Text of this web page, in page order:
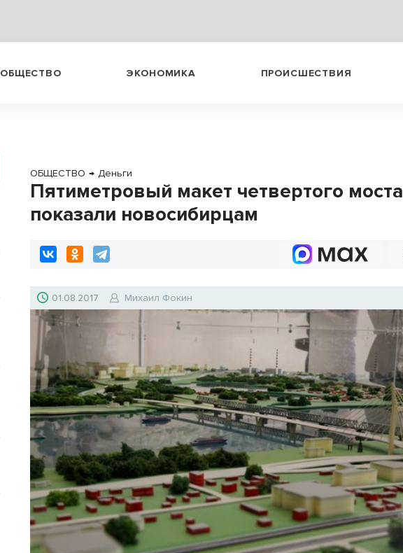
ОБЩЕСТВО ЭКОНОМИКА ПРОИСШЕСТВИЯ
ОБЩЕСТВО → Деньги
Пятиметровый макет четвертого моста
показали новосибирцам
01.08.2017 Михаил Фокин